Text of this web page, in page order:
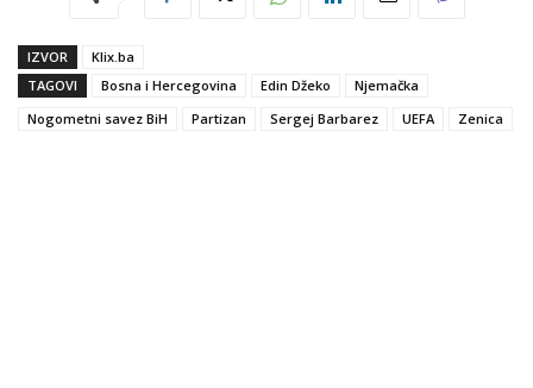
IZVOR
Klix.ba
TAGOVI
Bosna i Hercegovina Edin Džeko
Njemačka
Nogometni savez BiH
Partizan Sergej Barbarez UEFA Zenica